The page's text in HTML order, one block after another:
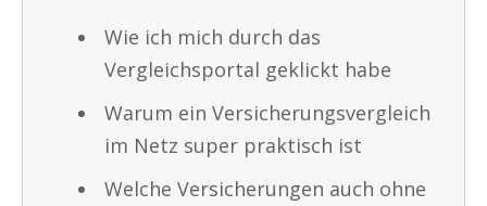
Wie ich mich durch das
Vergleichsportal geklickt habe
Warum ein Versicherungsvergleich
im Netz super praktisch ist
Welche Versicherungen auch ohne